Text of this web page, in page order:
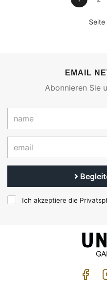
Seite
EMAIL
Abonnieren Sie
Ich akzeptiere die